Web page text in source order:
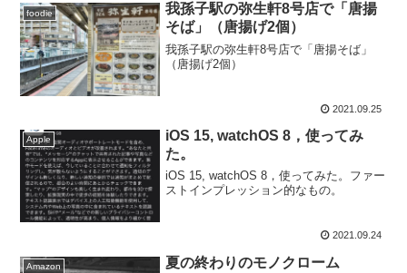
foodie
我孫子駅の弥生軒8号店で「唐揚
そば」（唐揚げ2個）
我孫子駅の弥生軒8号店で「唐揚そば」
（唐揚げ2個）
2021.09.25
Apple
iOS 15, watchOS 8，使ってみ
た。
iOS 15, watchOS 8，使ってみた。ファー
ストインプレッション的なもの。
2021.09.24
Amazon 夏の終わりのモノクローム